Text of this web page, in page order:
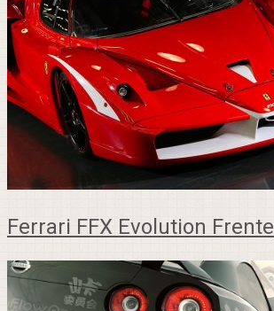
Ferrari FFX Evolution Frente